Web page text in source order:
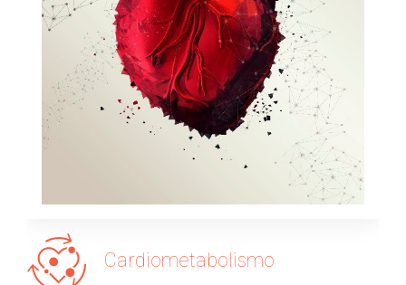
Cardiometabolismo